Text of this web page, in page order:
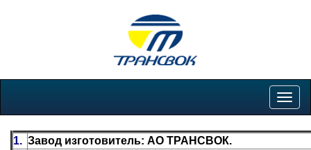
1. Завод изготовитель: АО ТРАНСВОК.